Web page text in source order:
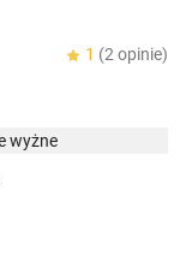
1 (2 opinie)